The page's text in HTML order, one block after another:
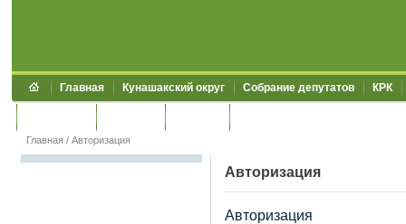
Главная Кунашакский округ Собрание депутатов КРК
Главная / Авторизация
Авторизация
Авторизация